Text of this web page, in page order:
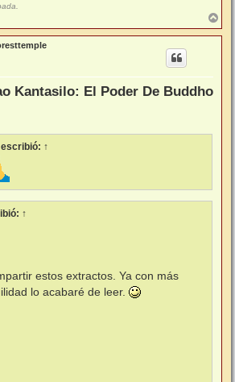
r
r
Kantasilo: El Poder De Buddho
escribió: ↑
↑
estos extractos. Ya con más
lo acabaré de leer.